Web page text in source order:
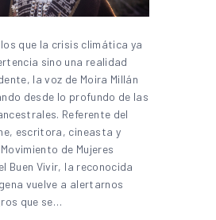
que la crisis climática ya
sino una realidad
la voz de Moira Millán
desde lo profundo de las
Referente del
escritora, cineasta y
de Mujeres
Buen Vivir, la reconocida
vuelve a alertarnos
que se…